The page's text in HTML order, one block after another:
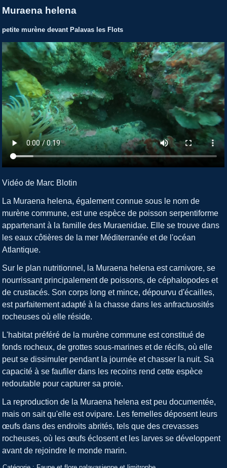
Muraena helena
petite murène devant Palavas les Flots
Vidéo de Marc Blotin
La Muraena helena, également connue sous le nom de
murène commune, est une espèce de poisson serpentiforme
appartenant à la famille des Muraenidae. Elle se trouve dans
les eaux côtières de la mer Méditerranée et de l'océan
Atlantique.
Sur le plan nutritionnel, la Muraena helena est carnivore, se
nourrissant principalement de poissons, de céphalopodes et
de crustacés. Son corps long et mince, dépourvu d'écailles,
est parfaitement adapté à la chasse dans les anfractuosités
rocheuses où elle réside.
L'habitat préféré de la murène commune est constitué de
fonds rocheux, de grottes sous-marines et de récifs, où elle
peut se dissimuler pendant la journée et chasser la nuit. Sa
capacité à se faufiler dans les recoins rend cette espèce
redoutable pour capturer sa proie.
La reproduction de la Muraena helena est peu documentée,
mais on sait qu'elle est ovipare. Les femelles déposent leurs
œufs dans des endroits abrités, tels que des crevasses
rocheuses, où les œufs éclosent et les larves se développent
avant de rejoindre le monde marin.